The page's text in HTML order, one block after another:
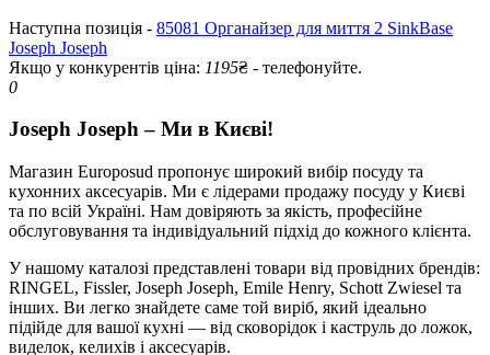
Наступна позиція - 85081 Органайзер для миття 2 SinkBase
Joseph Joseph
Якщо у конкурентів ціна: 1195₴ - телефонуйте.
0
Joseph Joseph – Ми в Києві!
Магазин Europosud пропонує широкий вибір посуду та
кухонних аксесуарів. Ми є лідерами продажу посуду у Києві
та по всій Україні. Нам довіряють за якість, професійне
обслуговування та індивідуальний підхід до кожного клієнта.
У нашому каталозі представлені товари від провідних брендів:
RINGEL, Fissler, Joseph Joseph, Emile Henry, Schott Zwiesel та
інших. Ви легко знайдете саме той виріб, який ідеально
підійде для вашої кухні — від сковорідок і каструль до ложок,
виделок, келихів і аксесуарів.